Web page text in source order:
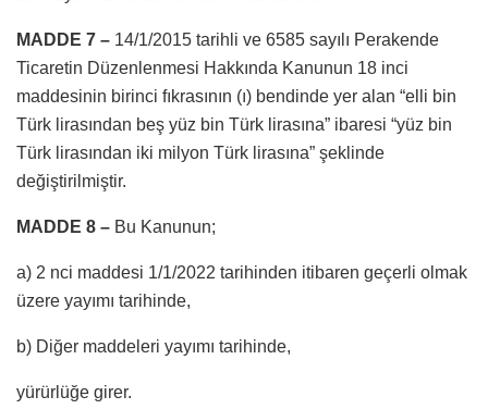
MADDE 7 – 14/1/2015 tarihli ve 6585 sayılı Perakende
Ticaretin Düzenlenmesi Hakkında Kanunun 18 inci
maddesinin birinci fıkrasının (ı) bendinde yer alan “elli bin
Türk lirasından beş yüz bin Türk lirasına” ibaresi “yüz bin
Türk lirasından iki milyon Türk lirasına” şeklinde
değiştirilmiştir.
MADDE 8 – Bu Kanunun;
a) 2 nci maddesi 1/1/2022 tarihinden itibaren geçerli olmak
üzere yayımı tarihinde,
b) Diğer maddeleri yayımı tarihinde,
yürürlüğe girer.